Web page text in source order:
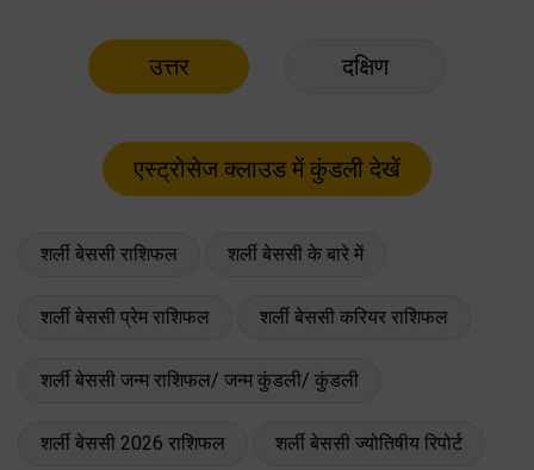
उत्तर दक्षिण
शर्ली बेससी राशिफल शर्ली बेससी के बारे में
शर्ली बेससी प्रेम राशिफल शर्ली बेससी करियर राशिफल
शर्ली बेससी जन्म राशिफल/ जन्म कुंडली/ कुंडली
शर्ली बेससी 2026 राशिफल शर्ली बेससी ज्योतिषीय रिपोर्ट